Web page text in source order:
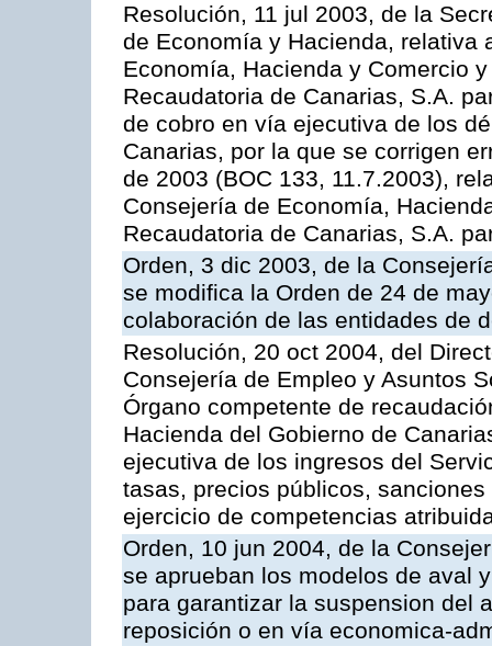
Resolución, 11 jul 2003, de la
de Economía y Hacienda, relativa
Economía, Hacienda y Comercio
Recaudatoria de Canarias, S.A.
de cobro en vía ejecutiva de los
Canarias, por la que se corrigen
de 2003 (BOC 133, 11.7.2003),
Consejería de Economía,
Recaudatoria de Canarias, S.A.
Orden, 3 dic 2003, de la
se modifica la Orden de 24 de
colaboración de las entidades de
Resolución, 20 oct 2004, del
Consejería de Empleo y Asuntos
Órgano competente de
Hacienda del Gobierno de
ejecutiva de los ingresos del
tasas, precios públicos,
ejercicio de competencias
Orden, 10 jun 2004, de la
se aprueban los modelos de aval
para garantizar la suspension del
reposición o en vía economica-